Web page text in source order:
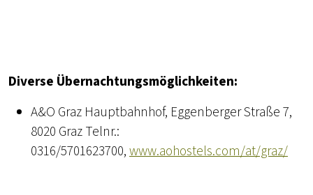
Diverse Übernachtungsmöglichkeiten:
A&O Graz Hauptbahnhof, Eggenberger Straße 7,
8020 Graz Telnr.:
0316/5701623700,www.aohostels.com/at/graz/